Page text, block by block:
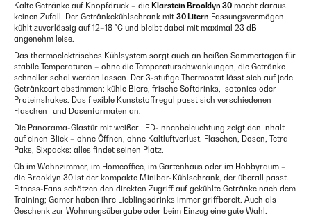
Kalte Getränke auf Knopfdruck – die Klarstein Brooklyn 30 macht daraus
keinen Zufall. Der Getränkekühlschrank mit 30 Litern Fassungsvermögen
kühlt zuverlässig auf 12–18 °C und bleibt dabei mit maximal 23 dB
angenehm leise.
Das thermoelektrisches Kühlsystem sorgt auch an heißen Sommertagen für
stabile Temperaturen – ohne die Temperaturschwankungen, die Getränke
schneller schal werden lassen. Der 3-stufige Thermostat lässt sich auf jede
Getränkeart abstimmen: kühle Biere, frische Softdrinks, Isotonics oder
Proteinshakes. Das flexible Kunststoffregal passt sich verschiedenen
Flaschen- und Dosenformaten an.
Die Panorama-Glastür mit weißer LED-Innenbeleuchtung zeigt den Inhalt
auf einen Blick – ohne Öffnen, ohne Kaltluftverlust. Flaschen, Dosen, Tetra
Paks, Sixpacks: alles findet seinen Platz.
Ob im Wohnzimmer, im Homeoffice, im Gartenhaus oder im Hobbyraum –
die Brooklyn 30 ist der kompakte Minibar-Kühlschrank, der überall passt.
Fitness-Fans schätzen den direkten Zugriff auf gekühlte Getränke nach dem
Training; Gamer haben ihre Lieblingsdrinks immer griffbereit. Auch als
Geschenk zur Wohnungsübergabe oder beim Einzug eine gute Wahl.